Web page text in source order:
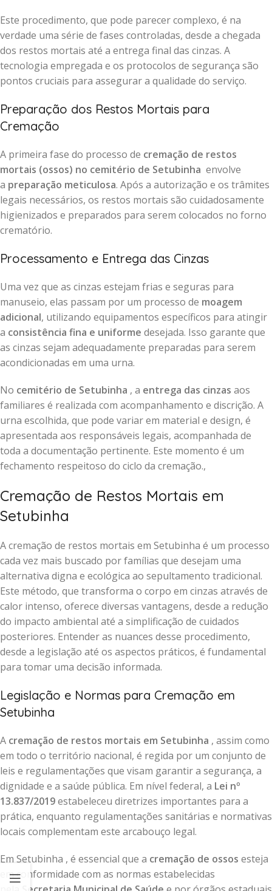
Este procedimento, que pode parecer complexo, é na
verdade uma série de fases controladas, desde a chegada
dos restos mortais até a entrega final das cinzas. A
tecnologia empregada e os protocolos de segurança são
pontos cruciais para assegurar a qualidade do serviço.
Preparação dos Restos Mortais para
Cremação
A primeira fase do processo de cremação de restos
mortais (ossos) no cemitério de Setubinha envolve
a preparação meticulosa. Após a autorização e os trâmites
legais necessários, os restos mortais são cuidadosamente
higienizados e preparados para serem colocados no forno
crematório.
Processamento e Entrega das Cinzas
Uma vez que as cinzas estejam frias e seguras para
manuseio, elas passam por um processo de moagem
adicional, utilizando equipamentos específicos para atingir
a consistência fina e uniforme desejada. Isso garante que
as cinzas sejam adequadamente preparadas para serem
acondicionadas em uma urna.
No cemitério de Setubinha , a entrega das cinzas aos
familiares é realizada com acompanhamento e discrição. A
urna escolhida, que pode variar em material e design, é
apresentada aos responsáveis legais, acompanhada de
toda a documentação pertinente. Este momento é um
fechamento respeitoso do ciclo da cremação.,
Cremação de Restos Mortais em
Setubinha
A cremação de restos mortais em Setubinha é um processo
cada vez mais buscado por famílias que desejam uma
alternativa digna e ecológica ao sepultamento tradicional.
Este método, que transforma o corpo em cinzas através de
calor intenso, oferece diversas vantagens, desde a redução
do impacto ambiental até a simplificação de cuidados
posteriores. Entender as nuances desse procedimento,
desde a legislação até os aspectos práticos, é fundamental
para tomar uma decisão informada.
Legislação e Normas para Cremação em
Setubinha
A cremação de restos mortais em Setubinha , assim como
em todo o território nacional, é regida por um conjunto de
leis e regulamentações que visam garantir a segurança, a
dignidade e a saúde pública. Em nível federal, a Lei nº
13.837/2019estabeleceu diretrizes importantes para a
prática, enquanto regulamentações sanitárias e normativas
locais complementam este arcabouço legal.
Em Setubinha , é essencial que a cremação de ossos esteja
em conformidade com as normas estabelecidas